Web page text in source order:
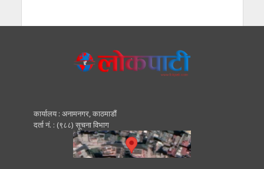
कार्यालय : अनामनगर, काठमाडाैं
दर्ता नं. : (९८८) सूचना विभाग